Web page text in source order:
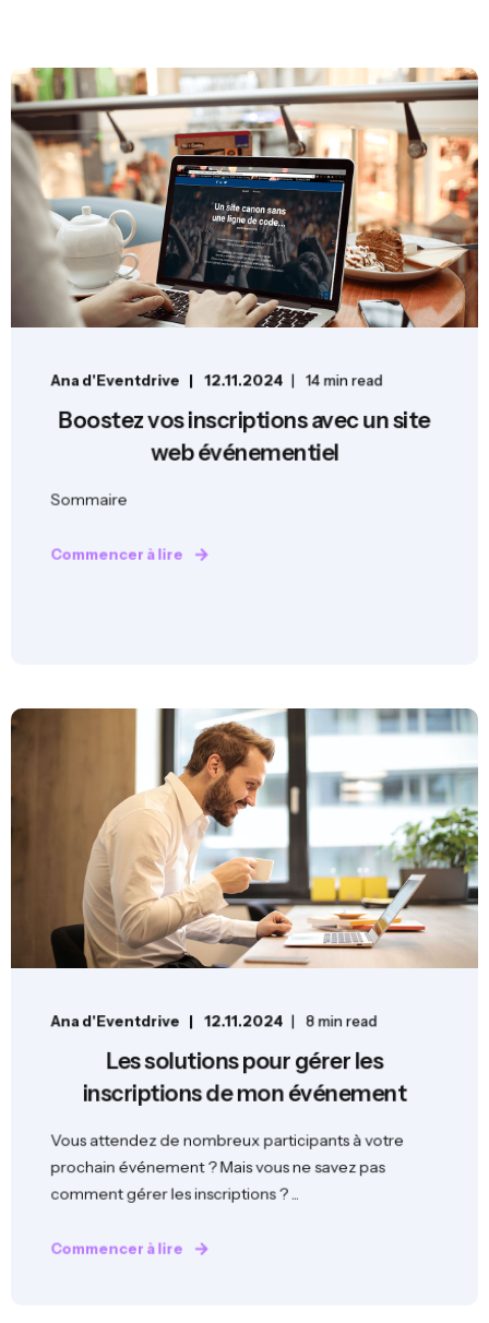
Ana d'Eventdrive 12.11.2024 14 min read
Boostez vos inscriptions avec un site
web événementiel
Sommaire
Commencer à lire
Ana d'Eventdrive 12.11.2024 8 min read
Les solutions pour gérer les
inscriptions de mon événement
Vous attendez de nombreux participants à votre
prochain événement ? Mais vous ne savez pas
comment gérer les inscriptions ? ...
Commencer à lire